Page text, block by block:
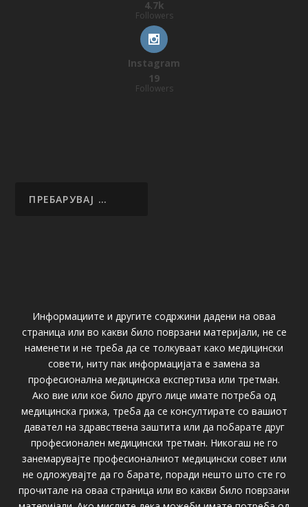
4.7k
Followers
Instagram
19
Followers
Информациите и другите содржини дадени на оваа
страница или во какви било поврзани материјали, не се
наменети и не треба да се толкуваат како медицински
совети, ниту пак информацијата е замена за
професионална медицинска експертиза или третман.
Ако вие или кое било друго лице имате потреба од
медицинска грижа, треба да се консултирате со вашиот
давател на здравствена заштита или да побарате друг
професионален медицински третман. Никогаш не го
занемарувајте професионалниот медицински совет или
не одложувајте да го барате, поради нешто што сте го
прочитале на оваа страница или во какви било поврзани